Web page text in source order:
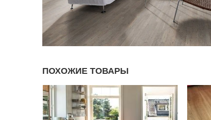
ПОХОЖИЕ ТОВАРЫ